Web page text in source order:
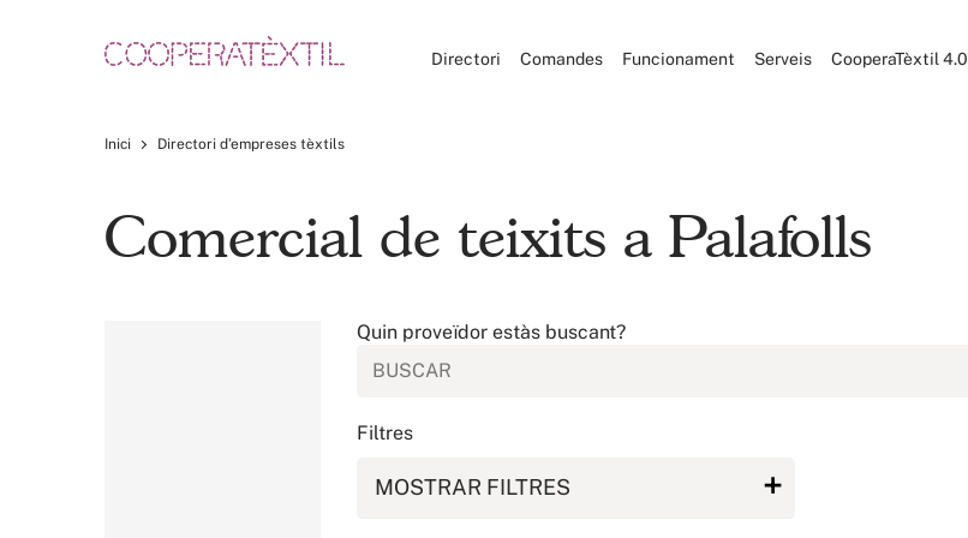
Directori Comandes Funcionament Serveis CooperaTèxtil 4.0
Inici Directori d’empreses tèxtils
Comercial de teixits a Palafolls
Quin proveïdor estàs buscant?
Filtres
MOSTRAR FILTRES